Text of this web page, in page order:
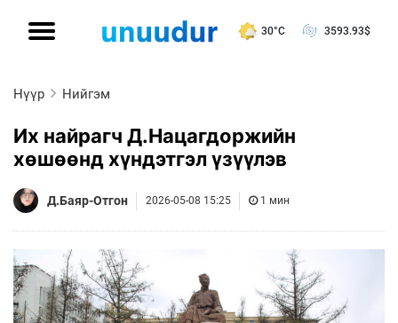
30°C 3593.93$
Нүүр Нийгэм
Их найрагч Д.Нацагдоржийн
хөшөөнд хүндэтгэл үзүүлэв
Д.Баяр-Отгон 2026-05-08 15:25 1 мин